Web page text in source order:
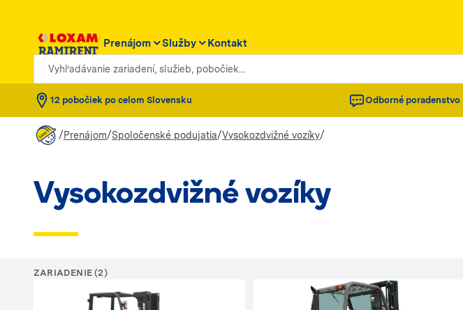
Prenájom Služby Kontakt
Vyhľadávanie zariadení, služieb, pobočiek...
12 pobočiek po celom Slovensku Odborné poradenstvo
/Prenájom/Spoločenské podujatia/Vysokozdvižné vozíky/
Vysokozdvižné vozíky
ZARIADENIE (2)